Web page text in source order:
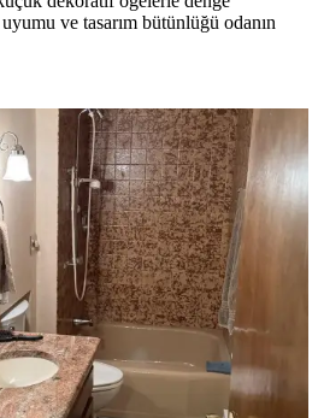
ve tasarım bütünlüğü odanın